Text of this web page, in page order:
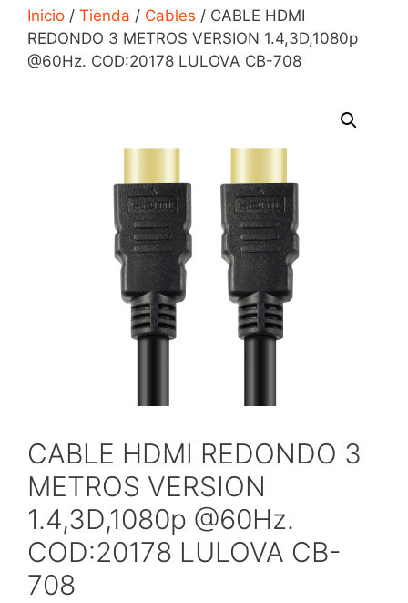
Inicio / Tienda / Cables / CABLE HDMI
REDONDO 3 METROS VERSION 1.4,3D,1080p
@60Hz. COD:20178 LULOVA CB-708
CABLE HDMI REDONDO 3
METROS VERSION
1.4,3D,1080p @60Hz.
COD:20178 LULOVA CB-
708